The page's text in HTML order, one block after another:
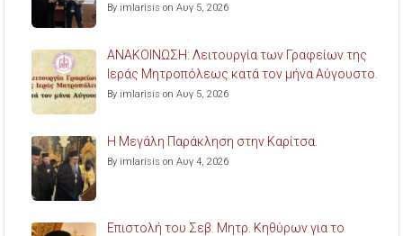
By imlarisis on Αυγ 5, 2026
ΑΝΑΚΟΙΝΩΣΗ: Λειτουργία των Γραφείων της
Ιεράς Μητροπόλεως κατά τον μήνα Αύγουστο.
By imlarisis on Αυγ 5, 2026
Η Μεγάλη Παράκληση στην Καρίτσα.
By imlarisis on Αυγ 4, 2026
Επιστολή του Σεβ. Μητρ. Κηθύρων για το